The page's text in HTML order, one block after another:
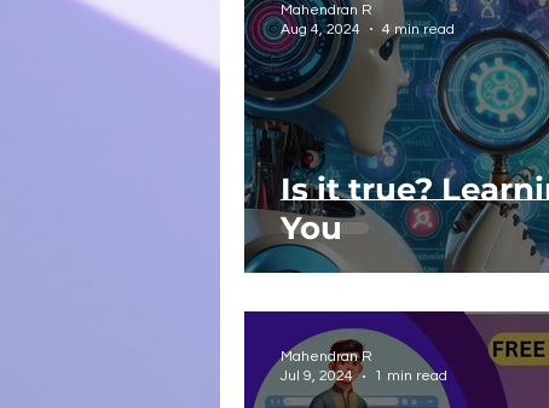
Is it true?
You
Mahendran R
Aug 4, 2024
4 min read
Mahendran R
Jul 9, 2024
1 min read